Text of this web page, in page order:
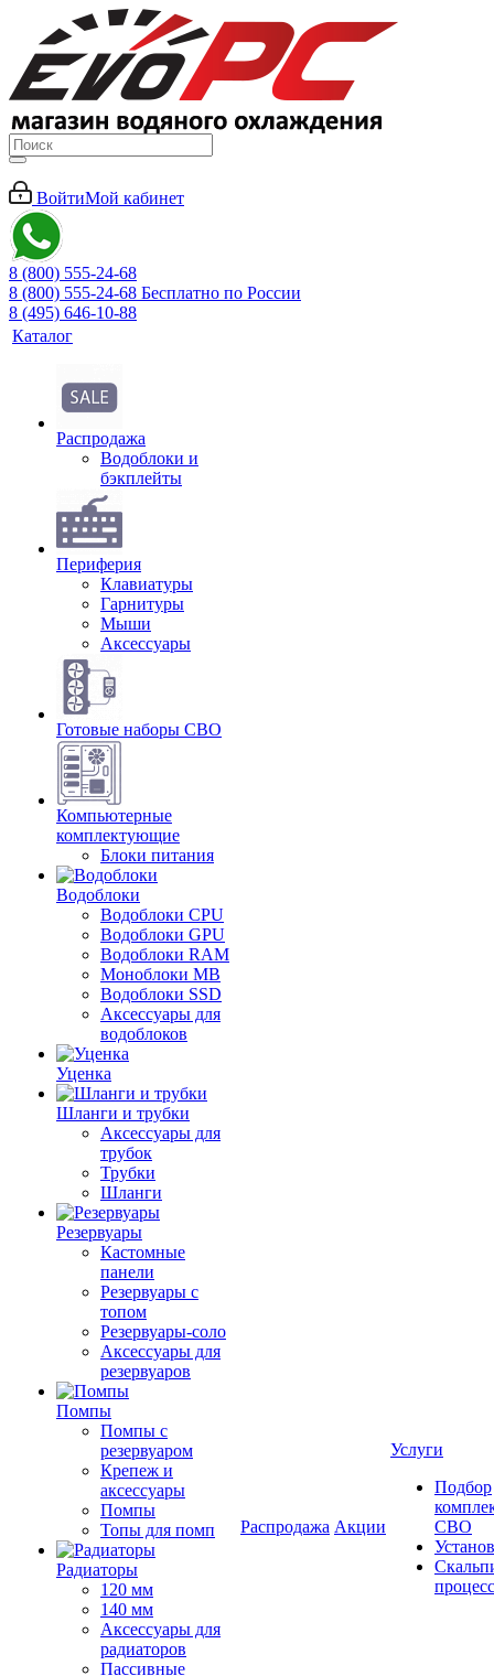
ВойтиМой кабинет
8 (800) 555-24-68
8 (800) 555-24-68 Бесплатно по России
8 (495) 646-10-88
Каталог
Распродажа
Водоблоки и
бэкплейты
Периферия
Клавиатуры
Гарнитуры
Мыши
Аксессуары
Готовые наборы СВО
Компьютерные
комплектующие
Блоки питания
Водоблоки
Водоблоки CPU
Водоблоки GPU
Водоблоки RAM
Моноблоки MB
Водоблоки SSD
Аксессуары для
водоблоков
Уценка
Шланги и трубки
Аксессуары для
трубок
Трубки
Шланги
Резервуары
Кастомные
панели
Резервуары с
топом
Резервуары-соло
Аксессуары для
резервуаров
Помпы
Помпы с
резервуаром
Крепеж и
аксессуары
Помпы
Топы для помп
Радиаторы
120 мм
140 мм
Аксессуары для
радиаторов
Пассивные
Распродажа Акции
Услуги
Подбор
СВО